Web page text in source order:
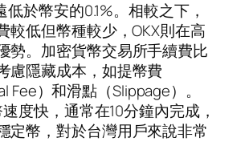
於幣安的0.1%。相較之下，
較低但幣種較少，OKX則在高
勢。加密貨幣交易所手續費比
慮隱藏成本，如提幣費
Fee）和滑點（Slippage）。
度快，通常在10分鐘內完成，
定幣，對於台灣用戶來說非常